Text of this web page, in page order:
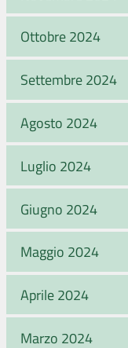
Ottobre 2024
Settembre 2024
Agosto 2024
Luglio 2024
Giugno 2024
Maggio 2024
Aprile 2024
Marzo 2024